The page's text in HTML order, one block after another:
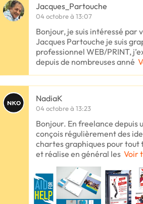
Jacques_Partouche
04 octobre à 13:07
Bonjour, je suis intéressé par
Jacques Partouche je suis
professionnel WEB/PRINT,
depuis de nombreuses anné
NadiaK
04 octobre à 13:23
Bonjour. En freelance depuis
conçois régulièrement des
chartes graphiques pour tout
et réalise en général les Voir